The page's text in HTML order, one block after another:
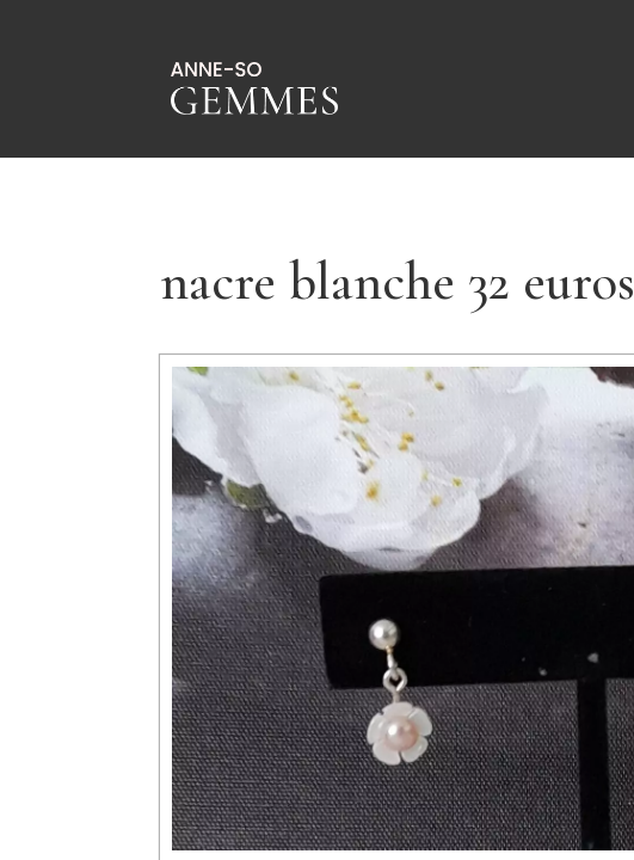
nacre blanche 32 euros